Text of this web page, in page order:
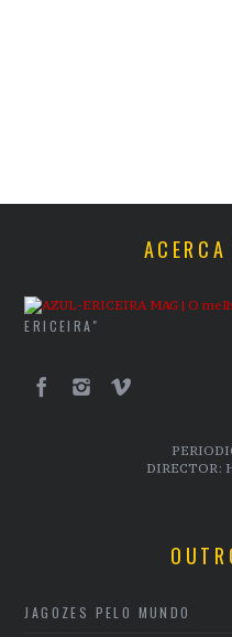
ERICEIRA"
DIRECTOR:
JAGOZES PELO MUNDO